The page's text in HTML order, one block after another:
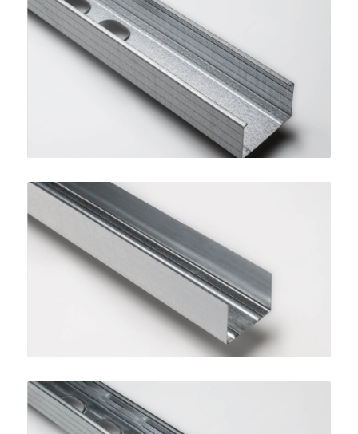
Montante STANDARD 75
SINIAT
Guida STANDARD 50
SINIAT